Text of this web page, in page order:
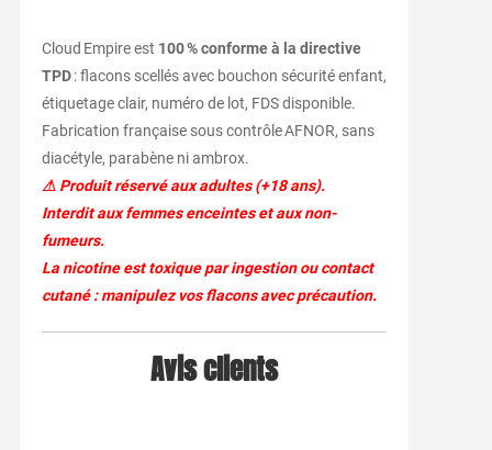
Cloud Empire est 100 % conforme à la directive
TPD: flacons scellés avec bouchon sécurité enfant,
étiquetage clair, numéro de lot, FDS disponible.
Fabrication française sous contrôle AFNOR, sans
diacétyle, parabène ni ambrox.
⚠ Produit réservé aux adultes (+18 ans).
Interdit aux femmes enceintes et aux non-
fumeurs.
La nicotine est toxique par ingestion ou contact
cutané : manipulez vos flacons avec précaution.
Avis clients